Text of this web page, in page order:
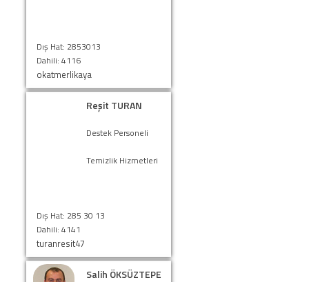
Dış Hat: 2853013
Dahili: 4116
okatmerlikaya
Reşit TURAN
Destek Personeli
Temizlik Hizmetleri
Dış Hat: 285 30 13
Dahili: 4141
turanresit47
Salih ÖKSÜZTEPE